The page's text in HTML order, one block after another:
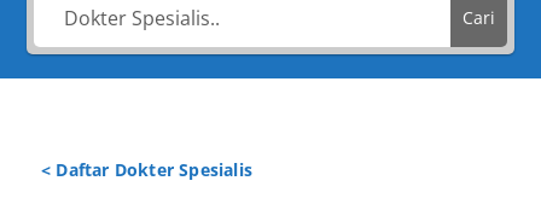
Cari
< Daftar Dokter Spesialis